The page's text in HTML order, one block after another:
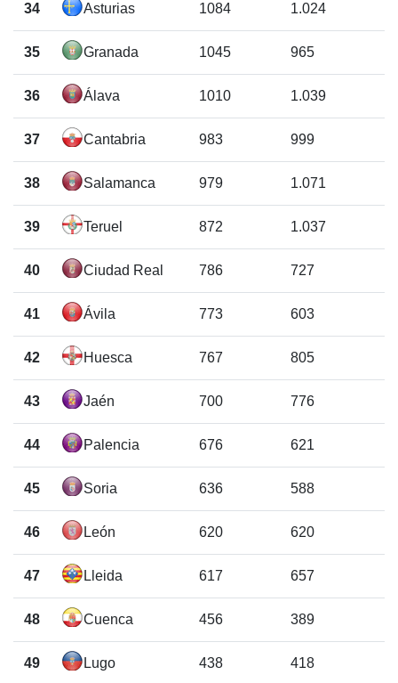
34 Asturias 1084 1.024
35 Granada 1045 965
36 Álava 1010 1.039
37 Cantabria 983 999
38 Salamanca 979 1.071
39 Teruel 872 1.037
40 Ciudad Real 786 727
41 Ávila 773 603
42 Huesca 767 805
43 Jaén 700 776
44 Palencia 676 621
45 Soria 636 588
46 León 620 620
47 Lleida 617 657
48 Cuenca 456 389
49 Lugo 438 418